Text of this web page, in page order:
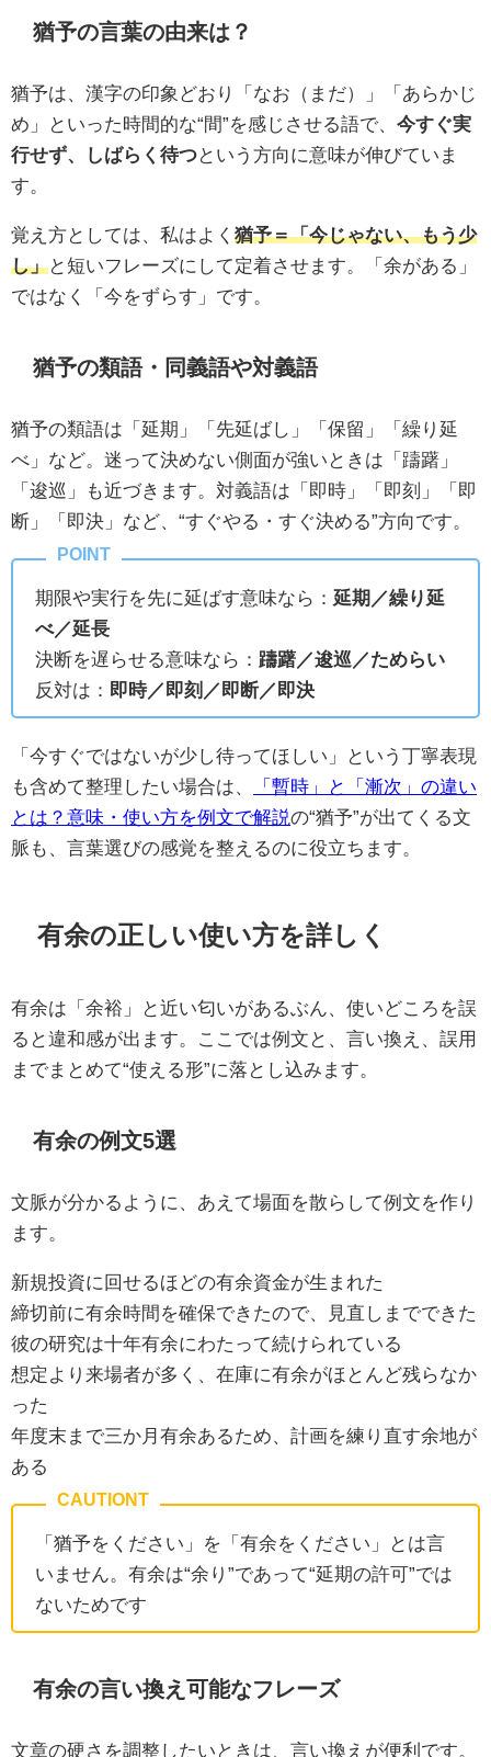
猶予の言葉の由来は？
猶予は、漢字の印象どおり「なお（まだ）」「あらかじ
め」といった時間的な“間”を感じさせる語で、 今すぐ実
行せず、しばらく待つという方向に意味が伸びていま
す。
覚え方としては、私はよく 猶予＝「今じゃない、もう少
し」と短いフレーズにして定着させます。「余がある」
ではなく「今をずらす」です。
猶予の類語・同義語や対義語
猶予の類語は「延期」「先延ばし」「保留」「繰り延
べ」など。迷って決めない側面が強いときは「躊躇」
「逡巡」も近づきます。対義語は「即時」「即刻」「即
断」「即決」など、“すぐやる・すぐ決める”方向です。
期限や実行を先に延ばす意味なら： 延期／繰り延
べ／延長
決断を遅らせる意味なら： 躊躇／逡巡／ためらい
反対は： 即時／即刻／即断／即決
「今すぐではないが少し待ってほしい」という丁寧表現
も含めて整理したい場合は、
「暫時」と「漸次」の違い
とは？意味・使い方を例文で解説の“猶予”が出てくる文
脈も、言葉選びの感覚を整えるのに役立ちます。
有余の正しい使い方を詳しく
有余は「余裕」と近い匂いがあるぶん、使いどころを誤
ると違和感が出ます。ここでは例文と、言い換え、誤用
までまとめて“使える形”に落とし込みます。
有余の例文5選
文脈が分かるように、あえて場面を散らして例文を作り
ます。
新規投資に回せるほどの有余資金が生まれた
締切前に有余時間を確保できたので、見直しまでできた
彼の研究は十年有余にわたって続けられている
想定より来場者が多く、在庫に有余がほとんど残らなか
った
年度末まで三か月有余あるため、計画を練り直す余地が
ある
「猶予をください」を「有余をください」とは言
いません。有余は“余り”であって“延期の許可”では
ないためです
有余の言い換え可能なフレーズ
文章の硬さを調整したいときは、言い換えが便利です。